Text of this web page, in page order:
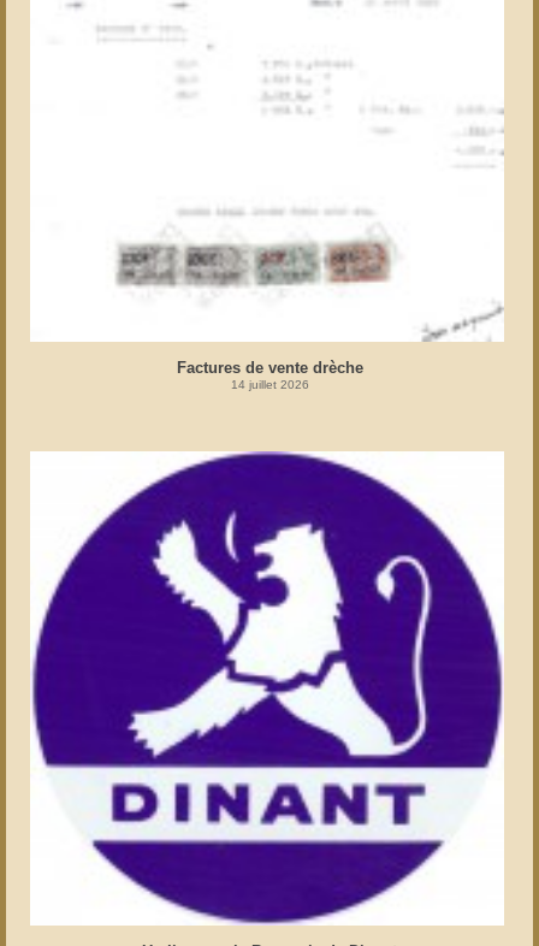
Factures de vente drèche
14 juillet 2026